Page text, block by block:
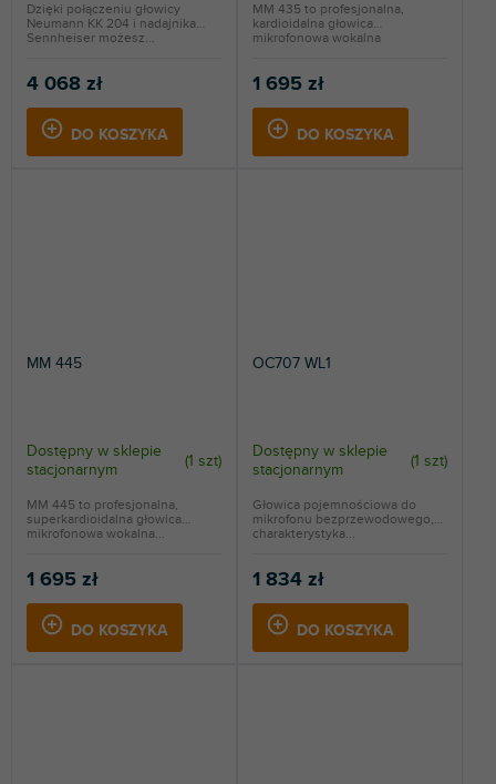
4 068 zł
DO KOSZYKA
Dzięki połączeniu głowicy
Neumann KK 204 i nadajnika
Sennheiser możesz...
1 695 zł
DO KOSZYKA
MM 435 to profesjonalna,
kardioidalna głowica
mikrofonowa wokalna
MM 445
Dostępny w sklepie
stacjonarnym
(1 szt)
1 695 zł
DO KOSZYKA
MM 445 to profesjonalna,
superkardioidalna głowica
mikrofonowa wokalna...
OC707 WL1
Dostępny w sklepie
stacjonarnym
(1 szt)
1 834 zł
DO KOSZYKA
Głowica pojemnościowa do
mikrofonu bezprzewodowego,
charakterystyka...